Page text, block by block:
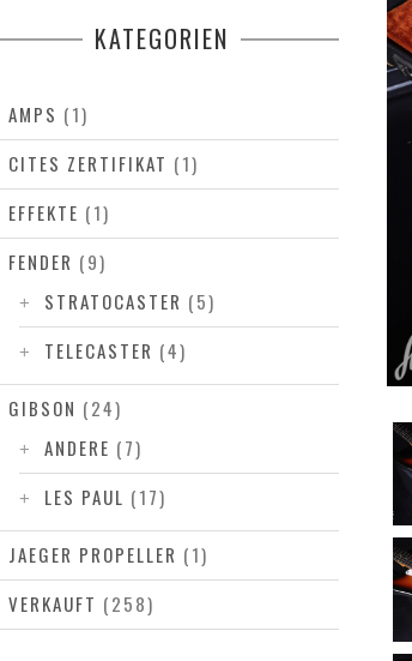
KATEGORIEN
AMPS (1)
CITES ZERTIFIKAT (1)
EFFEKTE (1)
FENDER (9)
STRATOCASTER (5)
TELECASTER (4)
GIBSON (24)
ANDERE (7)
LES PAUL (17)
JAEGER PROPELLER (1)
VERKAUFT (258)